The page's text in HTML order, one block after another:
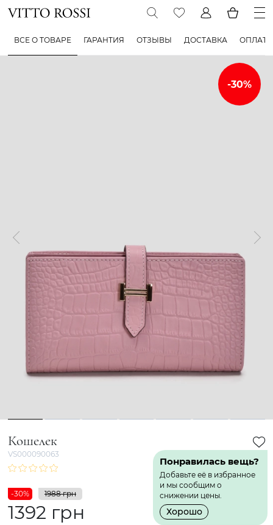
ВСЕ О ТОВАРЕ ГАРАНТИЯ ОТЗЫВЫ ДОСТАВКА ОПЛАТА
1 2 3 4 5 6 7
Кошелек
VS000090063
Понравилась вещь?
Добавьте её в избранное
и мы сообщим о
снижении цены.
Хорошо
-30% 1988 грн
1392 грн